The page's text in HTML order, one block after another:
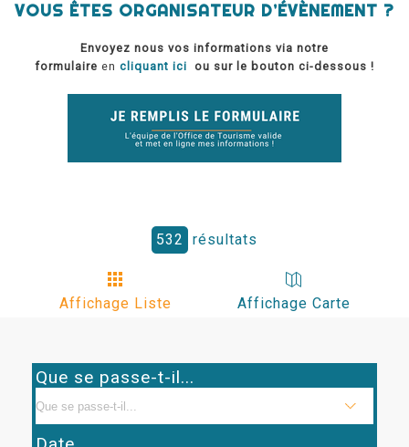
VOUS ÊTES ORGANISATEUR D’ÉVÈNEMENT ?
Envoyez nous vos informations via notre
formulaire en cliquant ici ou sur le bouton ci-dessous !
532 résultats
Affichage Liste Affichage Carte
Que se passe-t-il...